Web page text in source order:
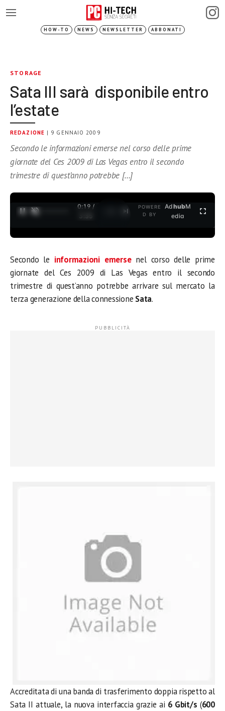
HOW-TO NEWS NEWSLETTER ABBONATI
STORAGE
Sata III sarà disponibile entro
l’estate
REDAZIONE | 9 GENNAIO 2009
Secondo le informazioni emerse nel corso delle prime
giornate del Ces 2009 di Las Vegas entro il secondo
trimestre di quest’anno potrebbe […]
0:19 /
3:35
POWERE
D BY
AdhubM
edia
Secondo le informazioni emersenel corso delle prime
giornate del Ces 2009 di Las Vegas entro il secondo
trimestre di quest’anno potrebbe arrivare sul mercato la
terza generazione della connessione Sata.
Accreditata di una banda di trasferimento doppia rispetto al
Sata II attuale, la nuova interfaccia grazie ai 6 Gbit/s (600